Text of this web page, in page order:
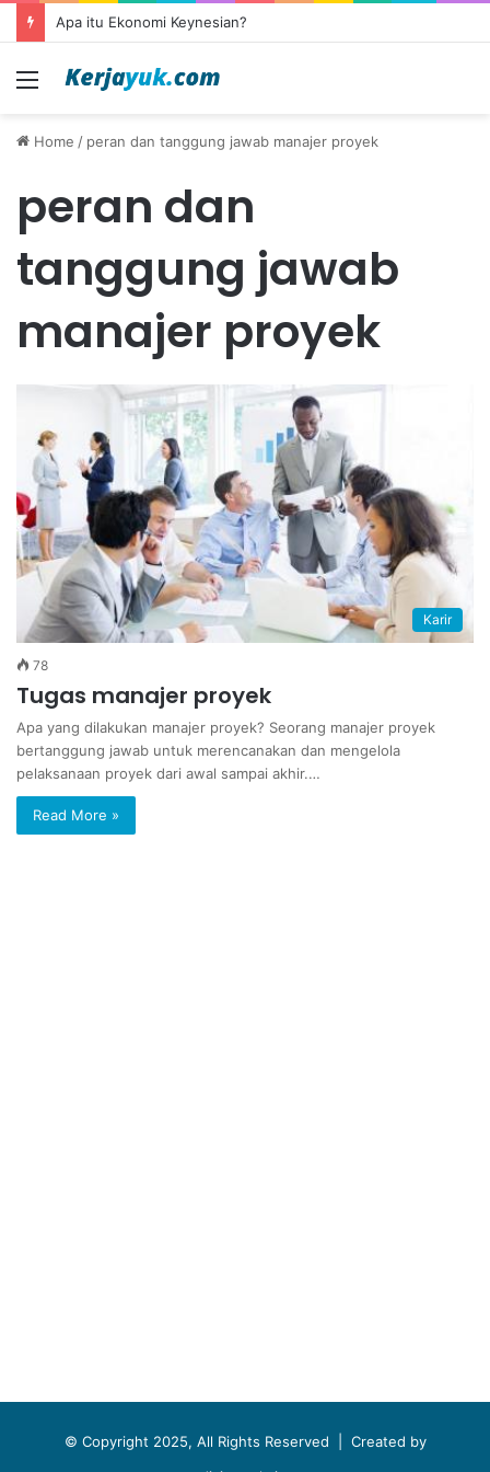
Apa itu Ekonomi Keynesian?
Menu
Home / peran dan tanggung jawab manajer proyek
peran dan
tanggung jawab
manajer proyek
Karir
78
Tugas manajer proyek
Apa yang dilakukan manajer proyek? Seorang manajer proyek
bertanggung jawab untuk merencanakan dan mengelola
pelaksanaan proyek dari awal sampai akhir.…
Read More »
© Copyright 2025, All Rights Reserved | Created by